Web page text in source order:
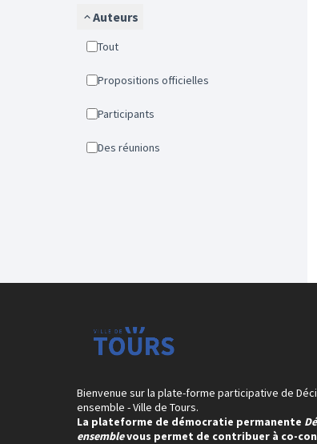
Auteurs
Tout
Propositions officielles
Participants
Des réunions
Bienvenue sur la plate-forme participative de
ensemble - Ville de Tours.
La plateforme de démocratie permanente
ensemblevous permet de contribuer à co-